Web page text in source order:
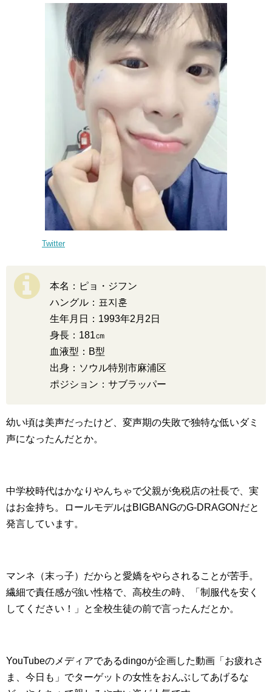
Twitter
本名：ピョ・ジフン
ハングル：표지훈
生年月日：1993年2月2日
身長：181㎝
血液型：B型
出身：ソウル特別市麻浦区
ポジション：サブラッパー
幼い頃は美声だったけど、変声期の失敗で独特な低いダミ
声になったんだとか。
中学校時代はかなりやんちゃで父親が免税店の社長で、実
はお金持ち。ロールモデルはBIGBANGのG-DRAGONだと
発言しています。
マンネ（末っ子）だからと愛嬌をやらされることが苦手。
繊細で責任感が強い性格で、高校生の時、「制服代を安く
してください！」と全校生徒の前で言ったんだとか。
YouTubeのメディアであるdingoが企画した動画「お疲れさ
ま、今日も」でターゲットの女性をおんぶしてあげるな